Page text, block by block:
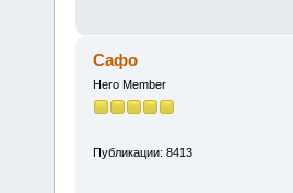
Сафо
Hero Member
Публикации: 8413